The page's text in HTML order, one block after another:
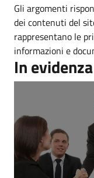
Gli argomenti
dei contenuti del
rappresentano le
informazioni e
In evidenza